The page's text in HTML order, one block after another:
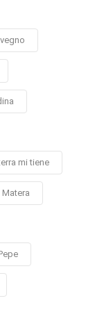
mi tiene
Matera